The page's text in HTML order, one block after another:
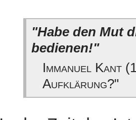
"Habe den Mut
bedienen!"
Immanuel Kant
Aufklärung?"